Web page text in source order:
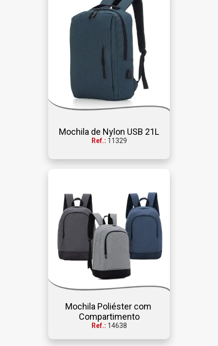
Mochila de Nylon USB 21L
Ref.: 11329
Mochila Poliéster com
Compartimento
Ref.: 14638